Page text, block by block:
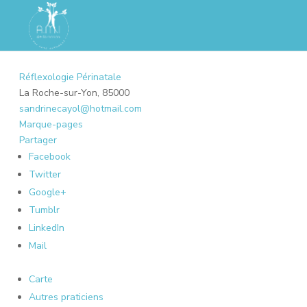
Réflexologie Périnatale
La Roche-sur-Yon, 85000
sandrinecayol@hotmail.com
Marque-pages
Partager
Facebook
Twitter
Google+
Tumblr
LinkedIn
Mail
Carte
Autres praticiens